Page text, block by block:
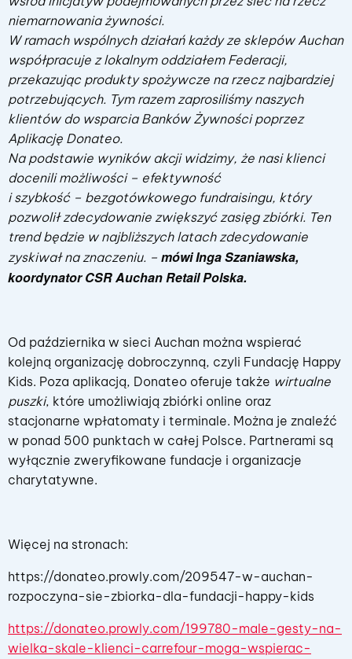
niemarnowania żywności.
W ramach wspólnych działań każdy ze sklepów Auchan
współpracuje z lokalnym oddziałem Federacji,
przekazując produkty spożywcze na rzecz najbardziej
potrzebujących. Tym razem zaprosiliśmy naszych
klientów do wsparcia Banków Żywności poprzez
Aplikację Donateo.
Na podstawie wyników akcji widzimy, że nasi klienci
docenili możliwości – efektywność
i szybkość – bezgotówkowego fundraisingu, który
pozwolił zdecydowanie zwiększyć zasięg zbiórki. Ten
trend będzie w najbliższych latach zdecydowanie
zyskiwał na znaczeniu. – mówi Inga Szaniawska,
koordynator CSR Auchan Retail Polska.
Od października w sieci Auchan można wspierać
kolejną organizację dobroczynną, czyli Fundację Happy
Kids. Poza aplikacją, Donateo oferuje także wirtualne
puszki, które umożliwiają zbiórki online oraz
stacjonarne wpłatomaty i terminale. Można je znaleźć
w ponad 500 punktach w całej Polsce. Partnerami są
wyłącznie zweryfikowane fundacje i organizacje
charytatywne.
Więcej na stronach:
https://donateo.prowly.com/209547-w-auchan-
rozpoczyna-sie-zbiorka-dla-fundacji-happy-kids
https://donateo.prowly.com/199780-male-gesty-na-
wielka-skale-klienci-carrefour-moga-wspierac-